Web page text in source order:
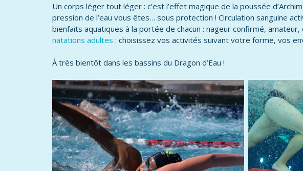
Un corps léger tout léger : c’est l’effet magique de la poussée
pression de l’eau vous êtes… sous protection ! Circulation sanguine
bienfaits aquatiques à la portée de chacun : nageur confirmé,
natations adultes : choisissez vos activités suivant votre forme, vos
À très bientôt dans les bassins du Dragon d’Eau !